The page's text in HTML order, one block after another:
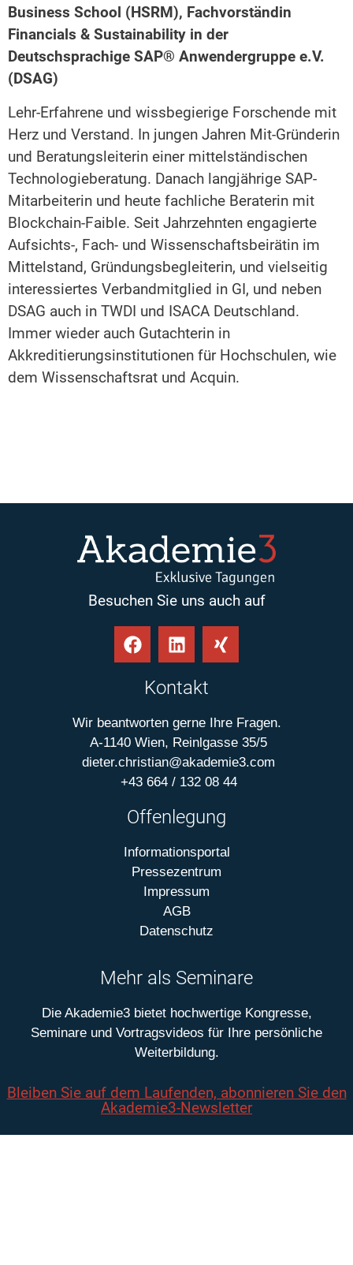
Business School (HSRM), Fachvorständin
Financials & Sustainability in der
Deutschsprachige SAP® Anwendergruppe e.V.
(DSAG)
Lehr-Erfahrene und wissbegierige Forschende mit
Herz und Verstand. In jungen Jahren Mit-Gründerin
und Beratungsleiterin einer mittelständischen
Technologieberatung. Danach langjährige SAP-
Mitarbeiterin und heute fachliche Beraterin mit
Blockchain-Faible. Seit Jahrzehnten engagierte
Aufsichts-, Fach- und Wissenschaftsbeirätin im
Mittelstand, Gründungsbegleiterin, und vielseitig
interessiertes Verbandmitglied in GI, und neben
DSAG auch in TWDI und ISACA Deutschland.
Immer wieder auch Gutachterin in
Akkreditierungsinstitutionen für Hochschulen, wie
dem Wissenschaftsrat und Acquin.
Besuchen Sie uns auch auf
Kontakt
Wir beantworten gerne Ihre Fragen.
A-1140 Wien, Reinlgasse 35/5
dieter.christian@akademie3.com
+43 664 / 132 08 44
Offenlegung
Informationsportal
Pressezentrum
Impressum
AGB
Datenschutz
Mehr als Seminare
Die Akademie3 bietet hochwertige Kongresse,
Seminare und Vortragsvideos für Ihre persönliche
Weiterbildung.
Bleiben Sie auf dem Laufenden, abonnieren Sie den
Akademie3-Newsletter